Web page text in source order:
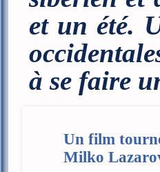
et un été.
à se faire
Un film
Milko